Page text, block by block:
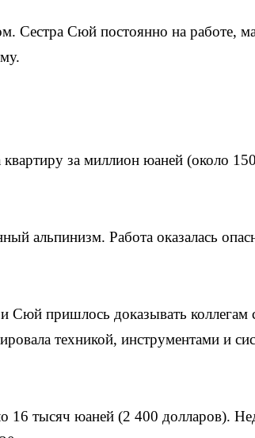
Сестра Сюй постоянно на работе,
за миллион юаней (около
альпинизм. Работа оказалась
Сюй пришлось доказывать коллегам
техникой, инструментами и
16 тысяч юаней (2 400 долларов).